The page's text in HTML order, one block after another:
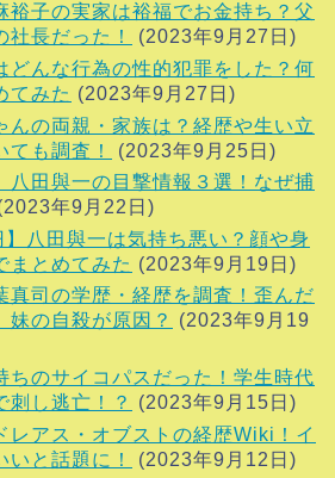
裕子の実家は裕福でお金持ち？父
長だった！
(2023年9月27日)
どんな行為の性的犯罪をした？何
てみた (2023年9月27日)
んの両親・家族は？経歴や生い立
ても調査！
(2023年9月25日)
八田與一の目撃情報３選！なぜ捕
年9月22日)
】八田與一は気持ち悪い？顔や身
まとめてみた (2023年9月19日)
真司の学歴・経歴を調査！歪んだ
妹の自殺が原因？
(2023年9月19
ちのサイコパスだった！学生時代
刺し逃亡！？
(2023年9月15日)
レアス・オブストの経歴Wiki！イ
と話題に！
(2023年9月12日)